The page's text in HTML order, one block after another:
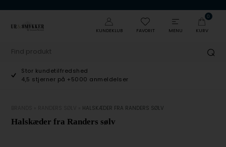
KUNDEKLUB FAVORIT MENU
0
KURV
Stor kundetilfredshed
4,5 stjerner på +5000 anmeldelser
HALSKÆDER FRA RANDERS SØLV
Halskæder fra Randers sølv